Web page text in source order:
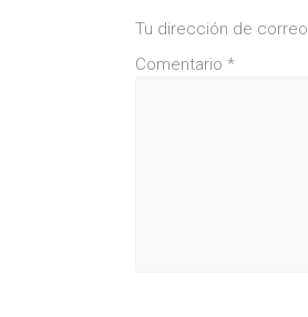
Tu dirección de
Comentario *